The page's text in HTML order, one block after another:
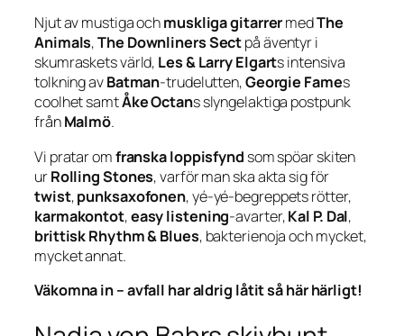
Njut av mustiga ochmuskliga gitarrermedThe
Animals,The Downliners Sectpå äventyr i
skumraskets värld, Les & Larry Elgarts intensiva
tolkning avBatman-trudelutten,Georgie Fames
coolhet samtÅke Octans slyngelaktiga postpunk
frånMalmö.
Vi pratar omfranska loppisfynd som spöar skiten
urRolling Stones, varför man ska akta sig för
twist,punksaxofonen, yé-yé-begreppets rötter,
karmakontot,easy listening-avarter,Kal P. Dal,
brittisk Rhythm & Blues, bakterienoja och mycket,
mycket annat.
Väkomna in – avfall har aldrig låtit så här härligt!